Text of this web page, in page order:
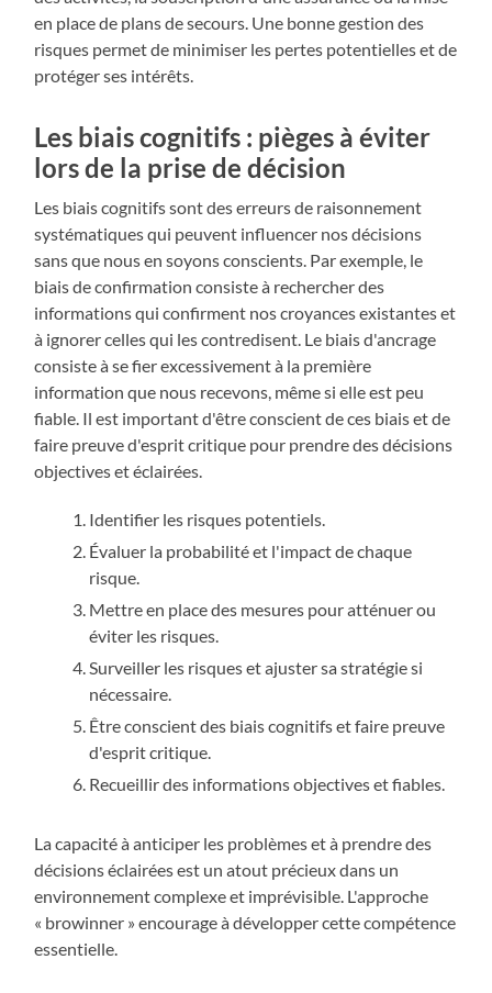
en place de plans de secours. Une bonne gestion des
risques permet de minimiser les pertes potentielles et de
protéger ses intérêts.
Les biais cognitifs : pièges à éviter
lors de la prise de décision
Les biais cognitifs sont des erreurs de raisonnement
systématiques qui peuvent influencer nos décisions
sans que nous en soyons conscients. Par exemple, le
biais de confirmation consiste à rechercher des
informations qui confirment nos croyances existantes et
à ignorer celles qui les contredisent. Le biais d'ancrage
consiste à se fier excessivement à la première
information que nous recevons, même si elle est peu
fiable. Il est important d'être conscient de ces biais et de
faire preuve d'esprit critique pour prendre des décisions
objectives et éclairées.
Identifier les risques potentiels.
Évaluer la probabilité et l'impact de chaque
risque.
Mettre en place des mesures pour atténuer ou
éviter les risques.
Surveiller les risques et ajuster sa stratégie si
nécessaire.
Être conscient des biais cognitifs et faire preuve
d'esprit critique.
Recueillir des informations objectives et fiables.
La capacité à anticiper les problèmes et à prendre des
décisions éclairées est un atout précieux dans un
environnement complexe et imprévisible. L'approche
« browinner » encourage à développer cette compétence
essentielle.